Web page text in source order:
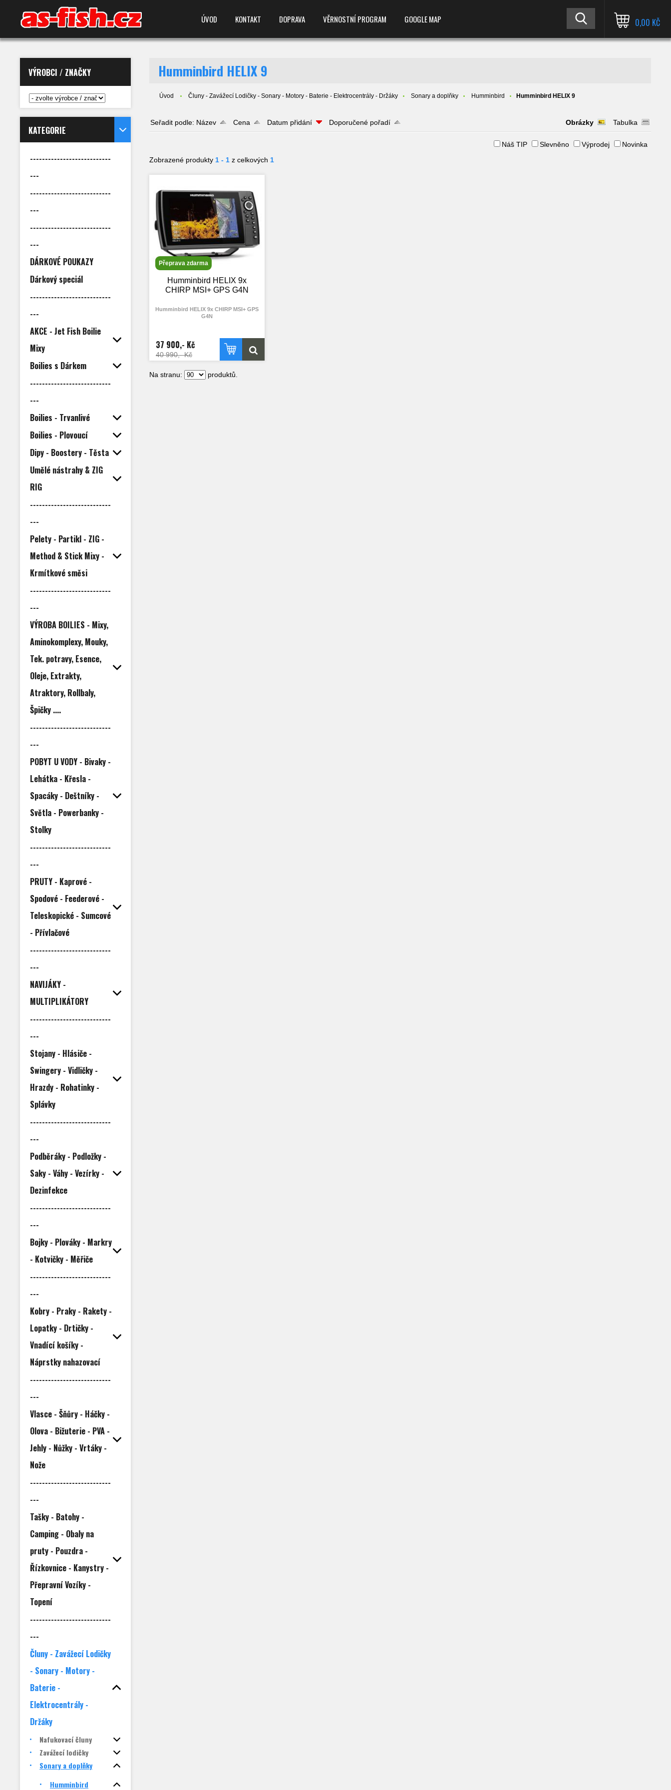
ÚVOD KONTAKT DOPRAVA VĚRNOSTNÍ PROGRAM GOOGLE MAP 0,00 KČ
VÝROBCI / ZNAČKY
KATEGORIE
---------------------------
---
---------------------------
---
---------------------------
---
DÁRKOVÉ POUKAZY
Dárkový speciál
---------------------------
---
AKCE - Jet Fish Boilie
Mixy
Boilies s Dárkem
---------------------------
---
Boilies - Trvanlivé
Boilies - Plovoucí
Dipy - Boostery - Těsta
Umělé nástrahy & ZIG
RIG
---------------------------
---
Pelety - Partikl - ZIG -
Method & Stick Mixy -
Krmítkové směsi
---------------------------
---
VÝROBA BOILIES - Mixy,
Aminokomplexy, Mouky,
Tek. potravy, Esence,
Oleje, Extrakty,
Atraktory, Rollbaly,
Špičky ....
---------------------------
---
POBYT U VODY - Bivaky -
Lehátka - Křesla -
Spacáky - Deštníky -
Světla - Powerbanky -
Stolky
---------------------------
---
PRUTY - Kaprové -
Spodové - Feederové -
Teleskopické - Sumcové
- Přívlačové
---------------------------
---
NAVIJÁKY -
MULTIPLIKÁTORY
---------------------------
---
Stojany - Hlásiče -
Swingery - Vidličky -
Hrazdy - Rohatinky -
Splávky
---------------------------
---
Podběráky - Podložky -
Saky - Váhy - Vezírky -
Dezinfekce
---------------------------
---
Bojky - Plováky - Markry
- Kotvičky - Měřiče
---------------------------
---
Kobry - Praky - Rakety -
Lopatky - Drtičky -
Vnadící košíky -
Náprstky nahazovací
---------------------------
---
Vlasce - Šňůry - Háčky -
Olova - Bižuterie - PVA -
Jehly - Nůžky - Vrtáky -
Nože
---------------------------
---
Tašky - Batohy -
Camping - Obaly na
pruty - Pouzdra -
Řízkovnice - Kanystry -
Přepravní Vozíky -
Topení
---------------------------
---
Čluny - Zavážecí Lodičky
- Sonary - Motory -
Baterie -
Elektrocentrály -
Držáky
Nafukovací čluny
Zavážecí lodičky
Sonary a doplňky
Humminbird
Humminbird HELIX 9
Úvod Čluny - Zavážecí Lodičky - Sonary - Motory - Baterie - Elektrocentrály - Držáky Sonary a doplňky Humminbird Humminbird HELIX 9
Seřadit podle: Název Cena Datum přidání Doporučené pořadí Obrázky Tabulka
Náš TIP Slevněno Výprodej
Novinka
Zobrazené produkty 1 - 1 z celkových 1
Přeprava zdarma
Humminbird HELIX 9x
CHIRP MSI+ GPS G4N
Humminbird HELIX 9x CHIRP MSI+ GPS
G4N
37 900,- Kč
40 990,- Kč
Na stranu: produktů.